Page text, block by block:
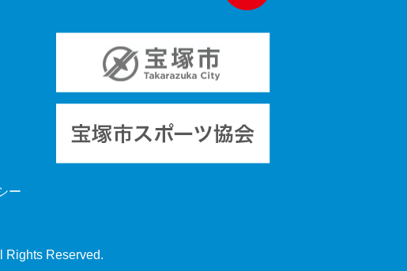
ー
Rights Reserved.